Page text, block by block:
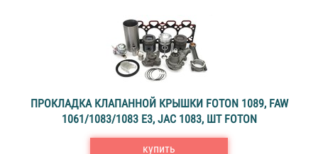
ПРОКЛАДКА КЛАПАННОЙ КРЫШКИ FOTON 1089, FAW
1061/1083/1083 E3, JAC 1083, ШТ FOTON
купить